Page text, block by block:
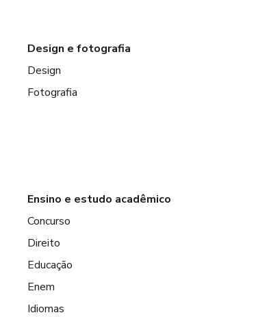
Design e fotografia
Design
Fotografia
Ensino e estudo acadêmico
Concurso
Direito
Educação
Enem
Idiomas